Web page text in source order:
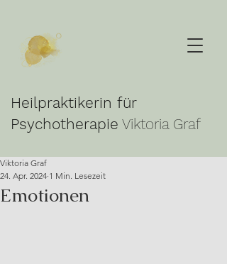
Heilpraktikerin für
Psychotherapie Viktoria Graf
Emotionen
Viktoria Graf
24. Apr. 2024 1 Min. Lesezeit